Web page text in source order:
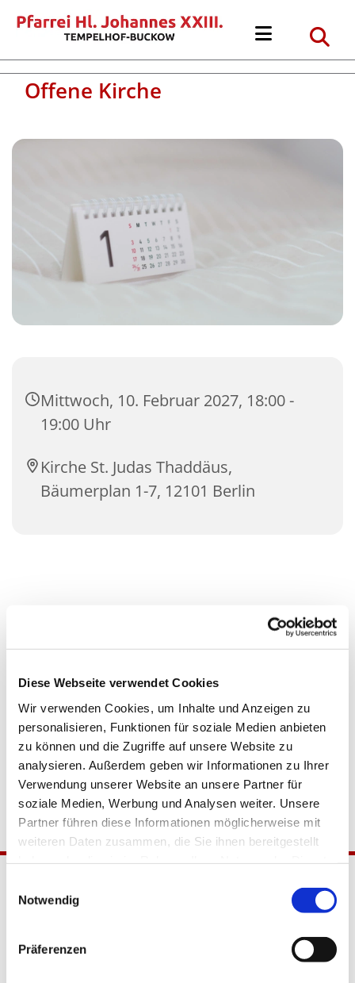
Diese Webseite verwendet Cookies
Wir verwenden Cookies, um Inhalte und Anzeigen zu
personalisieren, Funktionen für soziale Medien anbieten
zu können und die Zugriffe auf unsere Website zu
analysieren. Außerdem geben wir Informationen zu Ihrer
Verwendung unserer Website an unsere Partner für
soziale Medien, Werbung und Analysen weiter. Unsere
Partner führen diese Informationen möglicherweise mit
weiteren Daten zusammen, die Sie ihnen bereitgestellt
Notwendig
Präferenzen
Offene Kirche
Mittwoch, 10. Februar 2027, 18:00 -
19:00 Uhr
Kirche St. Judas Thaddäus,
Bäumerplan 1-7, 12101 Berlin